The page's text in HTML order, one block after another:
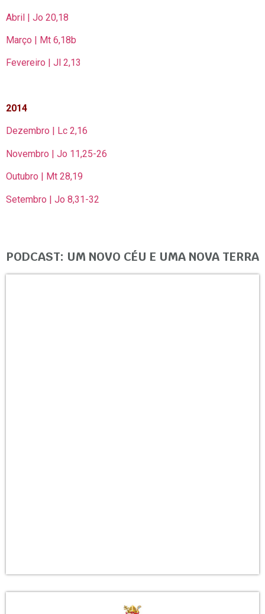
Abril | Jo 20,18
Março | Mt 6,18b
Fevereiro | Jl 2,13
2014
Dezembro | Lc 2,16
Novembro | Jo 11,25-26
Outubro | Mt 28,19
Setembro | Jo 8,31-32
PODCAST: UM NOVO CÉU E UMA NOVA TERRA